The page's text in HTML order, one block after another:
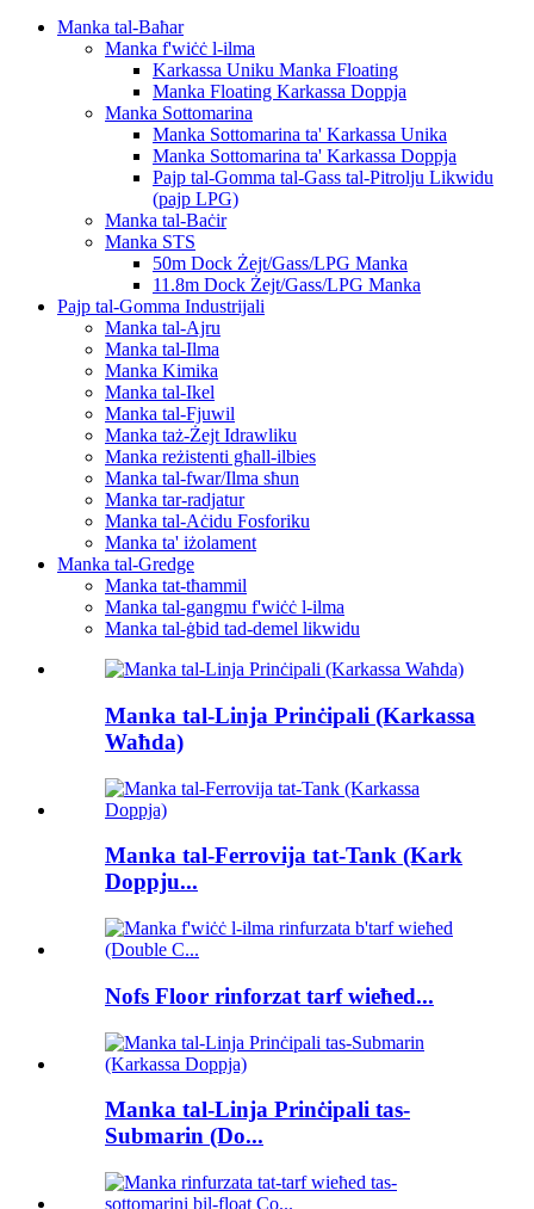
Manka tal-Baħar
Manka f'wiċċ l-ilma
Karkassa Uniku Manka Floating
Manka Floating Karkassa Doppja
Manka Sottomarina
Manka Sottomarina ta' Karkassa Unika
Manka Sottomarina ta' Karkassa Doppja
Pajp tal-Gomma tal-Gass tal-Pitrolju Likwidu
(pajp LPG)
Manka tal-Baċir
Manka STS
50m Dock Żejt/Gass/LPG Manka
11.8m Dock Żejt/Gass/LPG Manka
Pajp tal-Gomma Industrijali
Manka tal-Ajru
Manka tal-Ilma
Manka Kimika
Manka tal-Ikel
Manka tal-Fjuwil
Manka taż-Żejt Idrawliku
Manka reżistenti għall-ilbies
Manka tal-fwar/Ilma sħun
Manka tar-radjatur
Manka tal-Aċidu Fosforiku
Manka ta' iżolament
Manka tal-Gredge
Manka tat-tħammil
Manka tal-gangmu f'wiċċ l-ilma
Manka tal-ġbid tad-demel likwidu
Manka tal-Linja Prinċipali (Karkassa
Waħda)
Manka tal-Ferrovija tat-Tank (Kark
Doppju...
Nofs Floor rinforzat tarf wieħed...
Manka tal-Linja Prinċipali tas-
Submarin (Do...